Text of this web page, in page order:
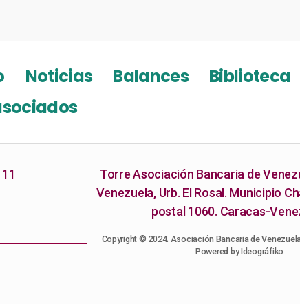
Noticias Balances Biblioteca
Torre Asociación Bancaria de
Venezuela, Urb. El Rosal. Municipio
postal 1060. Caracas-
Copyright © 2024. Asociación Bancaria de
Powered by Ideográfiko